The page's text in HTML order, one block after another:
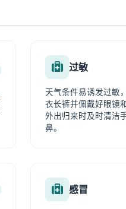
过敏
天气条件易诱发过敏
衣长裤并佩戴好眼镜
外出归来时及时清洁
鼻。
感冒